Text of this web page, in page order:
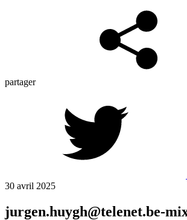
partager
30 avril 2025
jurgen.huygh@telenet.be-